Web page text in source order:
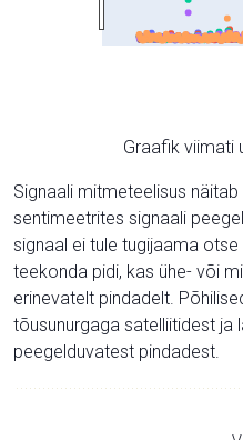
Graafik viimati
Signaali mitmeteelisus
sentimeetrites signaali
signaal ei tule tugijaama
teekonda pidi, kas ühe- või
erinevatelt pindadelt.
tõusunurgaga satelliitidest ja
peegelduvatest pindadest.